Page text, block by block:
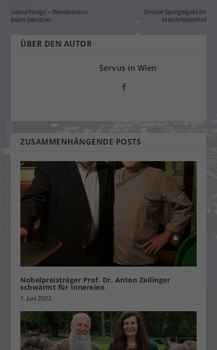
Geburtstags – Rendezvous
beim Gerstner
Grosse Spargelgala im
Marchfelderhof
ÜBER DEN AUTOR
Servus in Wien
ZUSAMMENHÄNGENDE POSTS
Nobelpreisträger Prof. Dr. Anton Zeilinger
schwärmt für Innereien
1. Juni 2023